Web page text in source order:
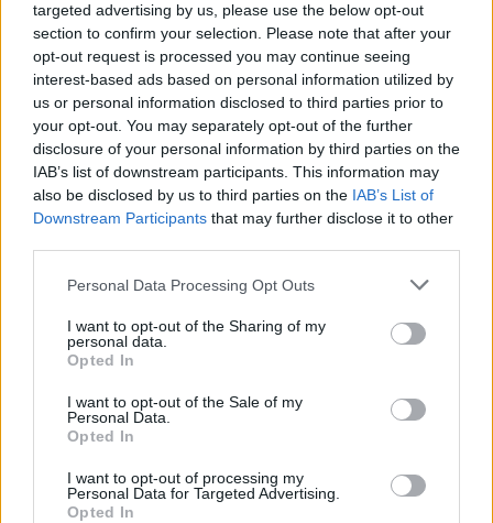
targeted advertising by us, please use the below opt-out
section to confirm your selection. Please note that after your
opt-out request is processed you may continue seeing
interest-based ads based on personal information utilized by
us or personal information disclosed to third parties prior to
your opt-out. You may separately opt-out of the further
disclosure of your personal information by third parties on the
IAB’s list of downstream participants. This information may
also be disclosed by us to third parties on the IAB’s List of
Downstream Participants that may further disclose it to other
Please note that this website/app uses one or more Google
not limited to your visit or usage behaviour. You may click to
grant or deny consent to Google and its third-party tags to
use your data for below specified purposes in below Google
consent section.
Personal Data Processing Opt Outs
I want to opt-out of the Sharing of my
personal data.
Opted In
I want to opt-out of the Sale of my
Personal Data.
Opted In
I want to opt-out of processing my
Personal Data for Targeted Advertising.
Opted In
Ακολουθήστε τοinsider.gr στο Google News
και μάθετε
πρώτοι όλες τις